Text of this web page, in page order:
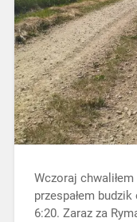
Wczoraj
przespałem
6:20. Zaraz za